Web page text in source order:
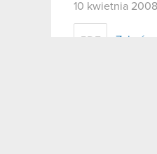
10 kwietnia 2008
PDF